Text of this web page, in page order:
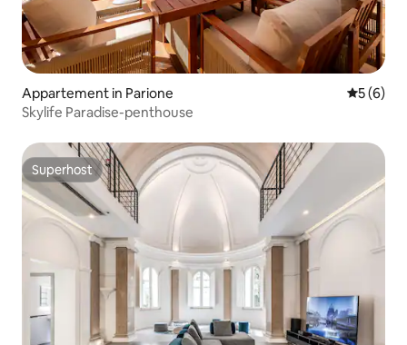
Appartement in Parione
5 (6)
Skylife Paradise-penthouse
Superhost
Superhost